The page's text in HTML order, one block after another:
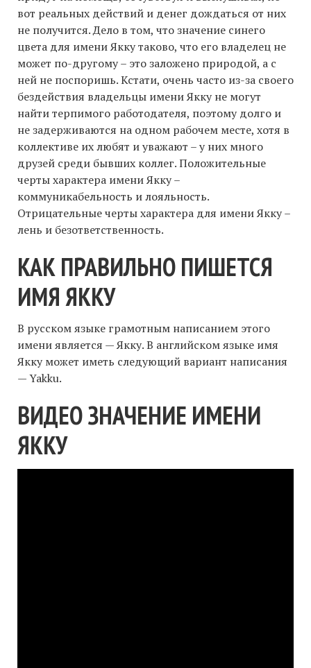
вот реальных действий и денег дождаться от них
не получится. Дело в том, что значение синего
цвета для имени Якку таково, что его владелец не
может по-другому – это заложено природой, а с
ней не поспоришь. Кстати, очень часто из-за своего
бездействия владельцы имени Якку не могут
найти терпимого работодателя, поэтому долго и
не задерживаются на одном рабочем месте, хотя в
коллективе их любят и уважают – у них много
друзей среди бывших коллег. Положительные
черты характера имени Якку –
коммуникабельность и лояльность.
Отрицательные черты характера для имени Якку –
лень и безответственность.
КАК ПРАВИЛЬНО ПИШЕТСЯ
ИМЯ ЯККУ
В русском языке грамотным написанием этого
имени является — Якку. В английском языке имя
Якку может иметь следующий вариант написания
— Yakku.
ВИДЕО ЗНАЧЕНИЕ ИМЕНИ
ЯККУ